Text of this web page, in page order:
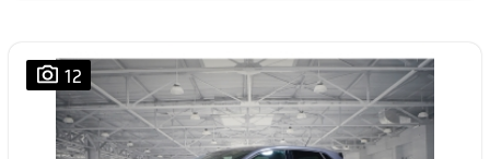
12